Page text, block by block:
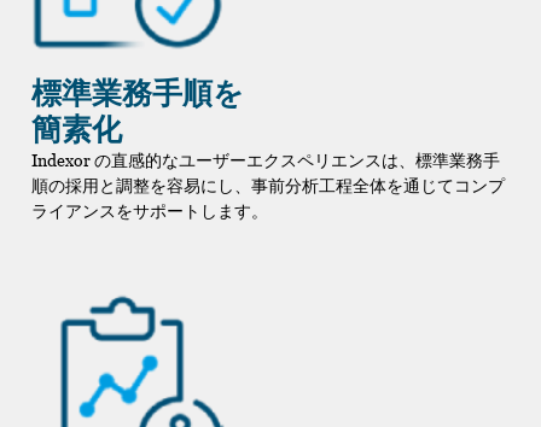
標準業務手順を
簡素化
Indexor の直感的なユーザーエクスペリエンスは、標準業務手
順の採用と調整を容易にし、事前分析工程全体を通じてコンプ
ライアンスをサポートします。